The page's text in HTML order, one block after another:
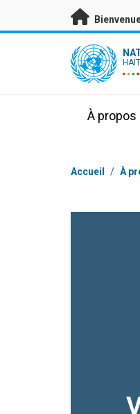
Passer au contenu principal
UN Logo
HAÏTI
À propos
Fil d'Ariane
Accueil / À